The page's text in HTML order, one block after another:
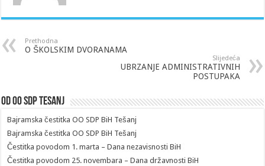
Prethodna
O ŠKOLSKIM DVORANAMA
Slijedeća
UBRZANJE ADMINISTRATIVNIH
POSTUPAKA
Od OO SDP Tesanj
Bajramska čestitka OO SDP BiH Tešanj
Bajramska čestitka OO SDP BiH Tešanj
Čestitka povodom 1. marta – Dana nezavisnosti BiH
Čestitka povodom 25. novembara – Dana državnosti BiH